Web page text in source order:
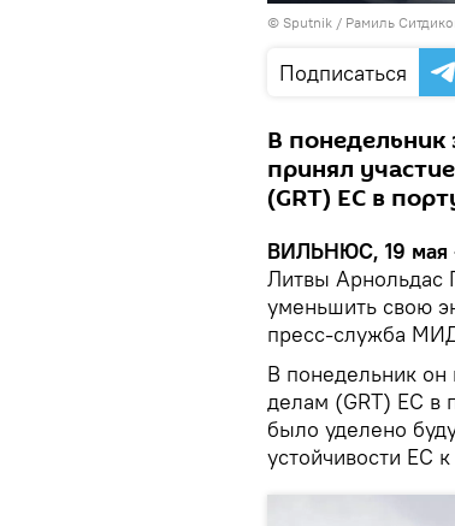
© Sputnik / Рамиль
Подписаться
В
принял
(GRT) ЕС в
ВИЛЬНЮС, 19 мая
Литвы Арнольдас
уменьшить свою
пресс-служба
В понедельник
делам (GRT) ЕС в
было уделено
устойчивости ЕС